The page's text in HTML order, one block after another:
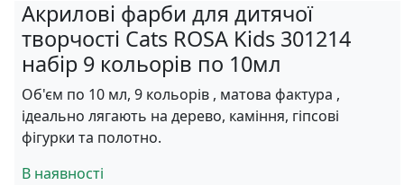
Акрилові фарби для дитячої
творчості Cats ROSA Kids 301214
набір 9 кольорів по 10мл
Об'єм по 10 мл, 9 кольорів , матова фактура ,
ідеально лягають на дерево, каміння, гіпсові
фігурки та полотно.
В наявності